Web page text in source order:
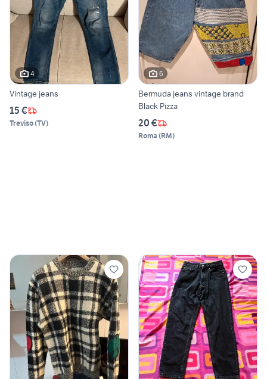
4
Vintage jeans
15 €
Treviso(TV)
6
Bermuda jeans vintage brand
Black Pizza
20 €
Roma (RM)